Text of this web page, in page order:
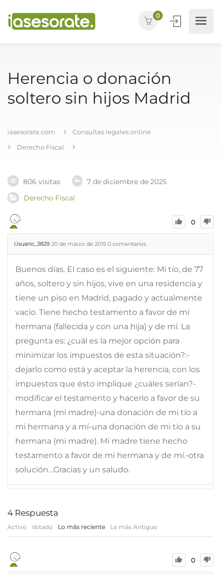
0
Herencia o donación
soltero sin hijos Madrid
iasesorate.com
Consultas legales online
Derecho Fiscal
806 visitas
7 de diciembre de 2025
Derecho Fiscal
0
Usuario_3829 20 de marzo de 2015 0 comentarios
Buenos días. El caso es el siguiente: Mi tío, de 77
años, soltero y sin hijos, vive en una residencia y
tiene un piso en Madrid, pagado y actualmente
vacío. Tiene hecho testamento a favor de mi
hermana (fallecida y con una hija) y de mí. La
pregunta es: ¿cuál es la mejor opción para
minimizar los impuestos de esta situación?:-
dejarlo como está y aceptar la herencia, con los
impuestos que ésto implique ¿cuáles serían?-
modificar el testamento y hacerlo a favor de su
hermana (mi madre)-una donación de mi tío a
mi hermana y a mí-una donación de mi tío a su
hermana (mi madre). Mi madre tiene hecho
testamento a favor de mi hermana y de mí.-otra
solución…Gracias y un saludo.
4 Respuesta
Activo Votado Lo más reciente Lo más Antiguo
0